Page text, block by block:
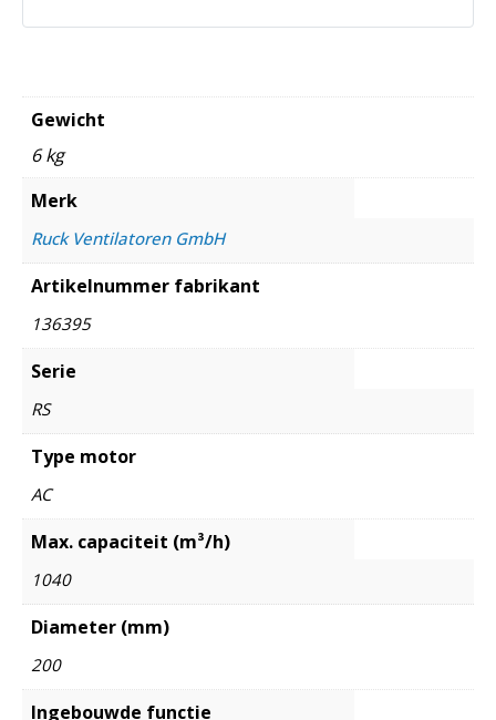
Gewicht
6 kg
Merk
Ruck Ventilatoren GmbH
Artikelnummer fabrikant
136395
Serie
RS
Type motor
AC
Max. capaciteit (m³/h)
1040
Diameter (mm)
200
Ingebouwde functie